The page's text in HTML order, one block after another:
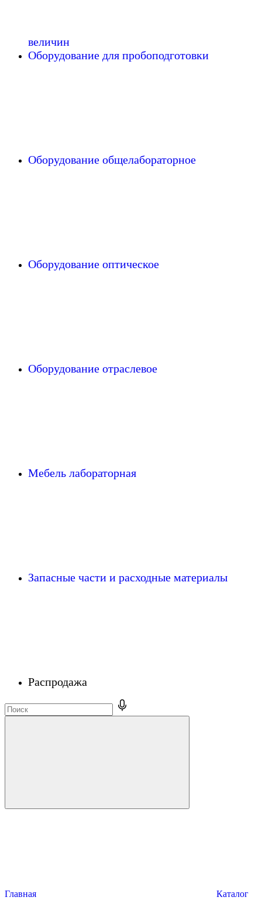
величин
Оборудование для пробоподготовки
Оборудование общелабораторное
Оборудование оптическое
Оборудование отраслевое
Мебель лабораторная
Запасные части и расходные материалы
Распродажа
Главная Каталог